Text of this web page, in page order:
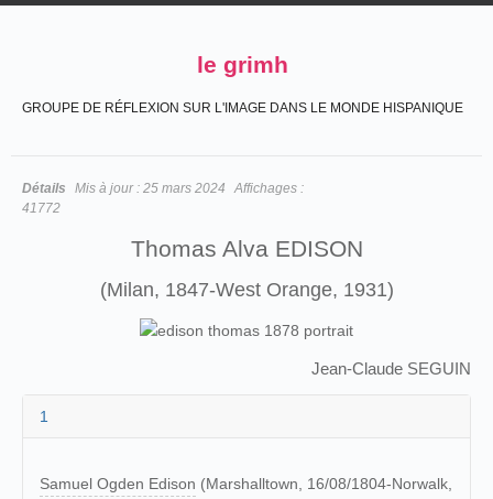
le grimh
GROUPE DE RÉFLEXION SUR L'IMAGE DANS LE MONDE HISPANIQUE
Détails Mis à jour : 25 mars 2024
Affichages :
41772
Thomas Alva EDISON
(Milan, 1847-West Orange, 1931)
Jean-Claude SEGUIN
1
Samuel Ogden Edison (Marshalltown, 16/08/1804-Norwalk,